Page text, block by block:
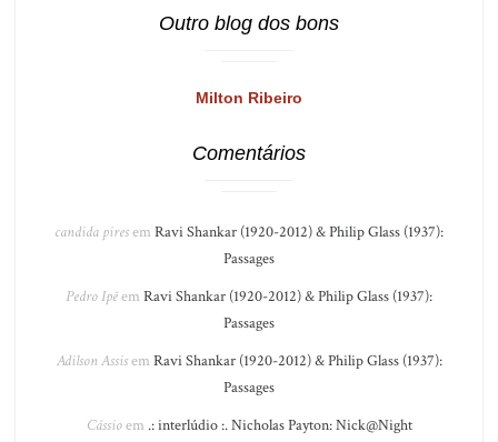
Outro blog dos bons
Milton Ribeiro
Comentários
candida piresem Ravi Shankar (1920-2012) & Philip Glass (1937):
Passages
Pedro Ipêem Ravi Shankar (1920-2012) & Philip Glass (1937):
Passages
Adilson Assisem Ravi Shankar (1920-2012) & Philip Glass (1937):
Passages
Cássioem .: interlúdio :. Nicholas Payton: Nick@Night